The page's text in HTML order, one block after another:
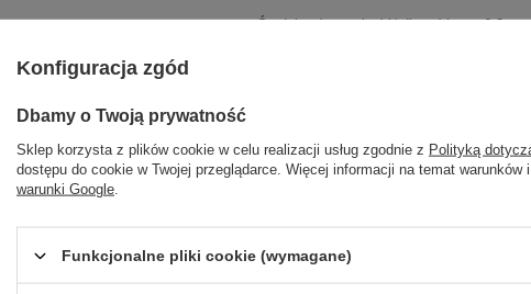
Średnica / szerokość/ długość 6,2
Rodzaj źródła światła LED
Barwa światła (K)
Konfiguracja zgód
Dbamy o Twoją prywatność
Sklep korzysta z plików cookie w celu realizacji usług zgodnie z Polityką
dostępu do cookie w Twojej przeglądarce. Więcej informacji na temat
warunki Google
Funkcjonalne pliki cookie (wymagane)